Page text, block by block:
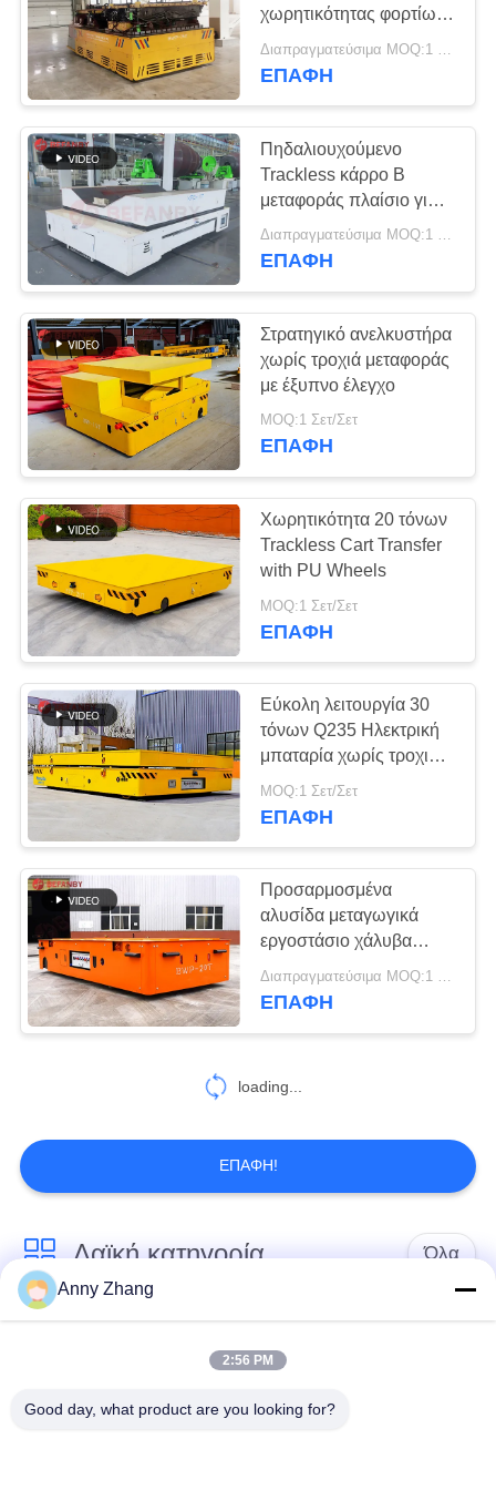
SITEMAP
PRIVACY
POLICYΒιομηχανικοί τροχοί
Mecanum
Μηχανοποιημένο
καροτσάκι
μεταφοράς
84
Ηλεκτρικό κάρρο
μεταφοράς
119
Υλικά κάρρα
μεταφοράς
κάρρο μεταφοράς
40
Κάρρο μεταφοράς
φορμών
χωρητικότητας φορτίων
για τις εγκαταστάσεις 12
μήνες εξουσιοδότησης
Διαπραγματεύσιμα MOQ:1 Ρυθμίστε / Σετ
ΕΠΑΦΉ
Πηδαλιουχούμενο
Trackless κάρρο Β
μεταφοράς πλαίσιο για
το υλικό βιομηχανίας
χαρτιού Q235
Διαπραγματεύσιμα MOQ:1 Ρυθμίστε / Σετ
ΕΠΑΦΉ
Στρατηγικό ανελκυστήρα
χωρίς τροχιά μεταφοράς
με έξυπνο έλεγχο
MOQ:1 Σετ/Σετ
ΕΠΑΦΉ
Χωρητικότητα 20 τόνων
Trackless Cart Transfer
with PU Wheels
MOQ:1 Σετ/Σετ
ΕΠΑΦΉ
Εύκολη λειτουργία 30
τόνων Q235 Ηλεκτρική
μπαταρία χωρίς τροχιά
μεταφοράς καρότσι για
το εργοστάσιο μούχλας
MOQ:1 Σετ/Σετ
ΕΠΑΦΉ
Προσαρμοσμένα
αλυσίδα μεταγωγικά
εργοστάσιο χάλυβα
trackless μεταφοράς
τρολ
Διαπραγματεύσιμα MOQ:1 σύνολο/σύνολα
ΕΠΑΦΉ
loading...
ΕΠΑΦΉ!
Λαϊκή κατηγορία Όλα
κάρρο μεταφοράς
trackless κάρρο
μεταφοράς
κάρρο μεταφοράς
AGV αυτόματο
Anny Zhang
2:56 PM
Good day, what product are you looking for?